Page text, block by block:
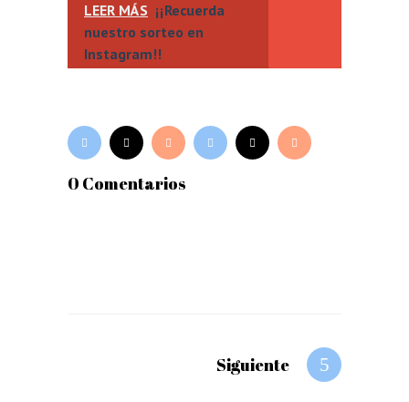
LEER MÁS ¡¡Recuerda
nuestro sorteo en
Instagram!!
0 Comentarios
Siguiente